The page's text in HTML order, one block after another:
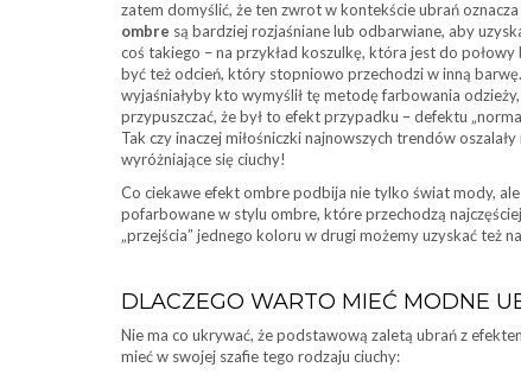
zatem domyślić, że ten zwrot w kontekście ubrań
ombre są bardziej rozjaśniane lub odbarwiane, aby
coś takiego – na przykład koszulkę, która jest do
być też odcień, który stopniowo przechodzi w inną
wyjaśniałyby kto wymyślił tę metodę farbowania
przypuszczać, że był to efekt przypadku – defektu
Tak czy inaczej miłośniczki najnowszych trendów
wyróżniające się ciuchy!
Co ciekawe efekt ombre podbija nie tylko świat mody,
pofarbowane w stylu ombre, które przechodzą
„przejścia” jednego koloru w drugi możemy uzyskać też
DLACZEGO WARTO MIEĆ MODNE
Nie ma co ukrywać, że podstawową zaletą ubrań z
mieć w swojej szafie tego rodzaju ciuchy: